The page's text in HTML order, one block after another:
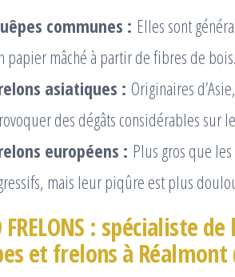
communes : Elles sont
papier mâché à partir de fibres de bois.
asiatiques : Originaires
des dégâts considérables sur
européens : Plus gros que
mais leur piqûre est plus
FRELONS : spécialiste
et frelons à Réalmont